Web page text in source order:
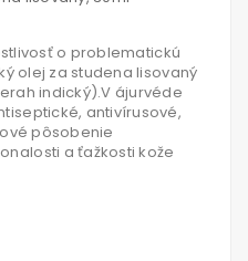
o problematickú
olej za studena lisovaný
indický).V ájurvéde
antivírusové,
pôsobenie
a ťažkosti kože